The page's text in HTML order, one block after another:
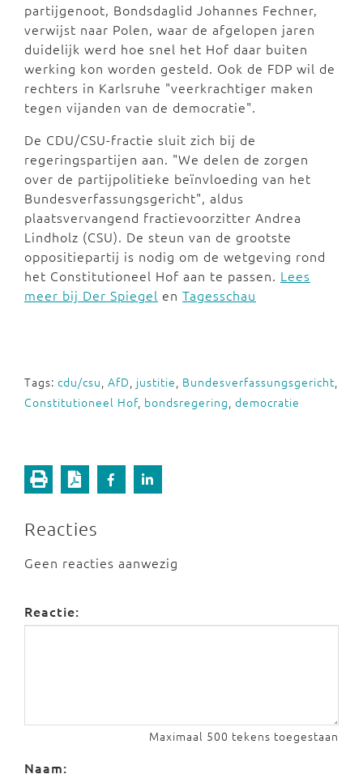
partijgenoot, Bondsdaglid Johannes Fechner,
verwijst naar Polen, waar de afgelopen jaren
duidelijk werd hoe snel het Hof daar buiten
werking kon worden gesteld. Ook de FDP wil de
rechters in Karlsruhe "veerkrachtiger maken
tegen vijanden van de democratie".
De CDU/CSU-fractie sluit zich bij de
regeringspartijen aan. "We delen de zorgen
over de partijpolitieke beïnvloeding van het
Bundesverfassungsgericht", aldus
plaatsvervangend fractievoorzitter Andrea
Lindholz (CSU). De steun van de grootste
oppositiepartij is nodig om de wetgeving rond
het Constitutioneel Hof aan te passen. Lees
meer bij Der Spiegel en Tagesschau
Tags: cdu/csu, AfD, justitie, Bundesverfassungsgericht,
Constitutioneel Hof, bondsregering, democratie
Reacties
Geen reacties aanwezig
Reactie:
Maximaal 500 tekens toegestaan
Naam: